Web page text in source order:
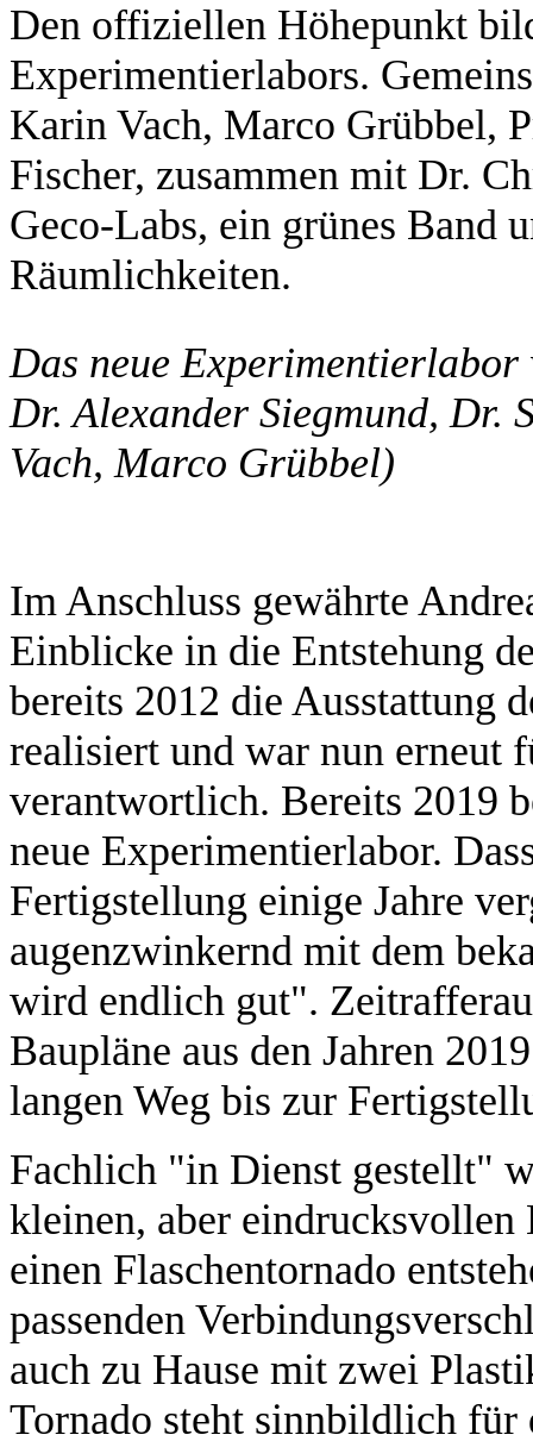
Den offiziellen Höhepunkt
Experimentierlabors.
Karin Vach, Marco Grübbel,
Fischer, zusammen mit Dr.
Geco-Labs, ein grünes Band
Räumlichkeiten.
Das neue
Dr. Alexander Siegmund, Dr.
Vach, Marco Grübbel)
Im Anschluss gewährte
Einblicke in die Entstehung
bereits 2012 die Ausstattung
realisiert und war nun erneut
verantwortlich. Bereits 2019
neue Experimentierlabor.
Fertigstellung einige Jahre
augenzwinkernd mit dem
wird endlich gut".
Baupläne aus den Jahren
langen Weg bis zur
Fachlich "in Dienst gestellt"
kleinen, aber
einen Flaschentornado
passenden
auch zu Hause mit zwei
Tornado steht sinnbildlich für